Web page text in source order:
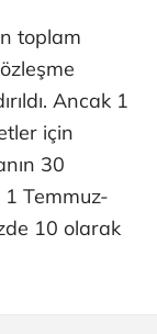
toplam
Ancak 1
için
30
1 Temmuz-
10 olarak